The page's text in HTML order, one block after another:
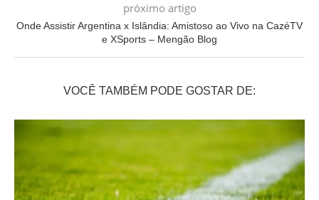
próximo artigo
Onde Assistir Argentina x Islândia: Amistoso ao Vivo na CazéTV
e XSports – Mengão Blog
VOCÊ TAMBÉM PODE GOSTAR DE: